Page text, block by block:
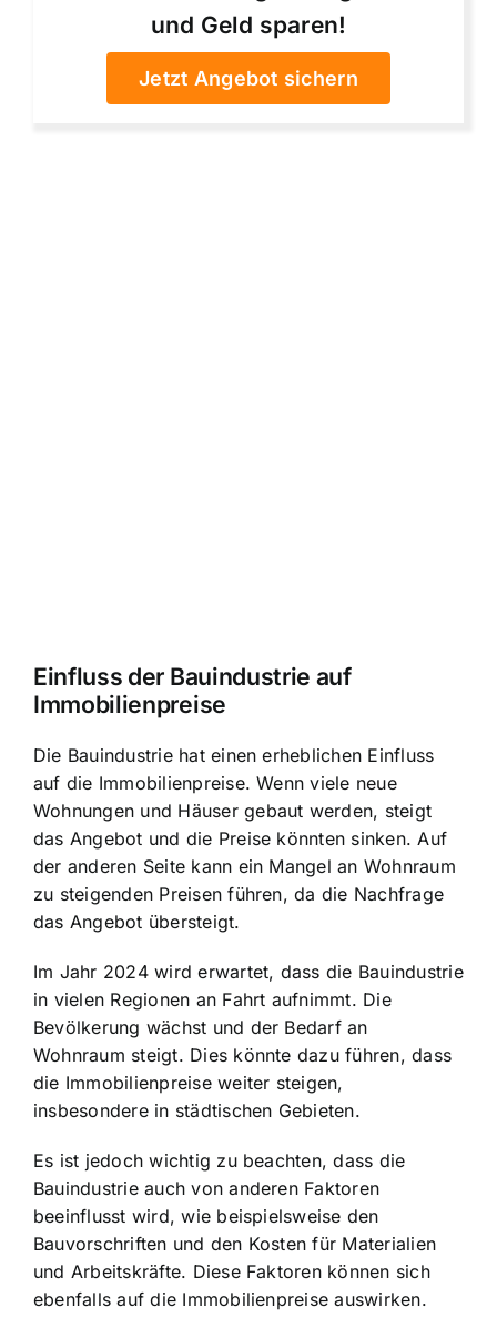
und Geld sparen!
Jetzt Angebot sichern
Einfluss der Bauindustrie auf
Immobilienpreise
Die Bauindustrie hat einen erheblichen Einfluss
auf die Immobilienpreise. Wenn viele neue
Wohnungen und Häuser gebaut werden, steigt
das Angebot und die Preise könnten sinken. Auf
der anderen Seite kann ein Mangel an Wohnraum
zu steigenden Preisen führen, da die Nachfrage
das Angebot übersteigt.
Im Jahr 2024 wird erwartet, dass die Bauindustrie
in vielen Regionen an Fahrt aufnimmt. Die
Bevölkerung wächst und der Bedarf an
Wohnraum steigt. Dies könnte dazu führen, dass
die Immobilienpreise weiter steigen,
insbesondere in städtischen Gebieten.
Es ist jedoch wichtig zu beachten, dass die
Bauindustrie auch von anderen Faktoren
beeinflusst wird, wie beispielsweise den
Bauvorschriften und den Kosten für Materialien
und Arbeitskräfte. Diese Faktoren können sich
ebenfalls auf die Immobilienpreise auswirken.